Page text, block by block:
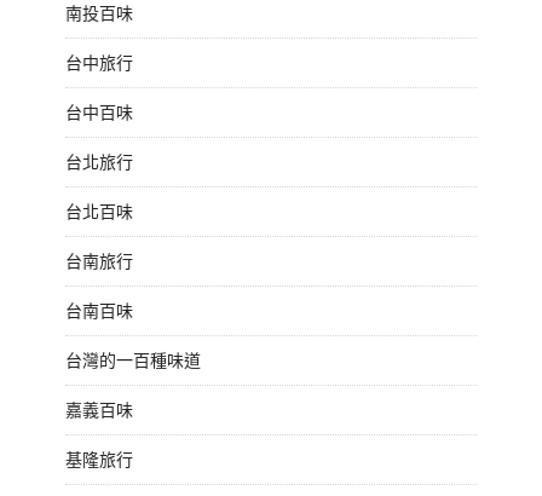
南投百味
台中旅行
台中百味
台北旅行
台北百味
台南旅行
台南百味
台灣的一百種味道
嘉義百味
基隆旅行